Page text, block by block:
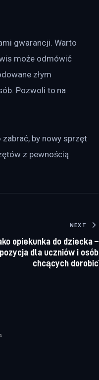
gwarancji. Warto
może odmówić
złym
Pozwoli to na
by nowy sprzęt
z pewnością
NEXT
opiekunka do dziecka –
dla uczniów i osób
chcących dorobić